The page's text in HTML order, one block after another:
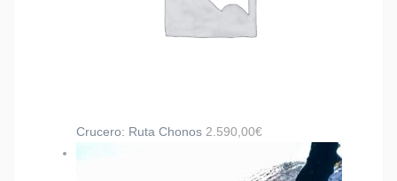
Crucero: Ruta Chonos 2.590,00€